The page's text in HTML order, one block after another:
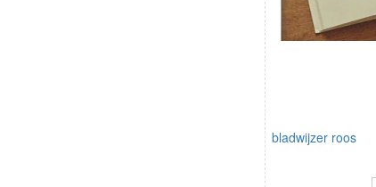
bladwijzer roos